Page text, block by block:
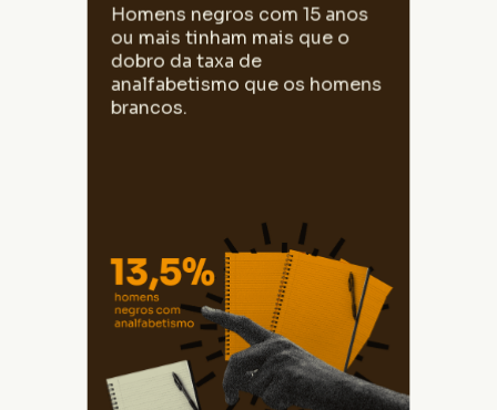
Homens negros com 15 anos
ou mais tinham mais que o
dobro da taxa de
analfabetismo que os homens
brancos.
Em 2010, considerando a população com
mais de 15 anos, a taxa de analfabetismo
entre homens negros era 13,5% e entre
homens brancos era 6,5%.
Fonte: IBGE | Censo 2010. Elaborado pelo
CEDRA.